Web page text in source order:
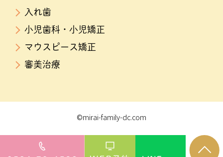
入れ歯
小児歯科・小児矯正
マウスピース矯正
審美治療
©mirai-family-dc.com